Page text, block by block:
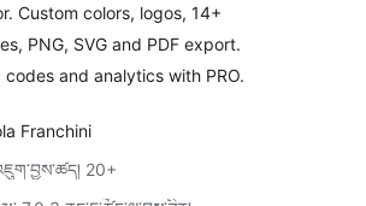
Custom colors, logos, 14+
PNG, SVG and PDF export.
codes and analytics with PRO.
Franchini
20+